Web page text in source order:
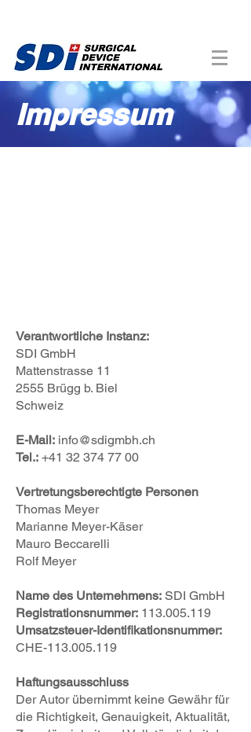
Impressum
Verantwortliche Instanz:
SDI GmbH
Mattenstrasse 11
2555 Brügg b. Biel
Schweiz
E-Mail: info@sdigmbh.ch
Tel.: +41 32 374 77 00
Vertretungsberechtigte Personen
Thomas Meyer
Marianne Meyer-Käser
Mauro Beccarelli
Rolf Meyer
Name des Unternehmens: SDI GmbH
Registrationsnummer: 113.005.119
Umsatzsteuer-Identifikationsnummer:
CHE-113.005.119
Haftungsausschluss
Der Autor übernimmt keine Gewähr für
die Richtigkeit, Genauigkeit, Aktualität,